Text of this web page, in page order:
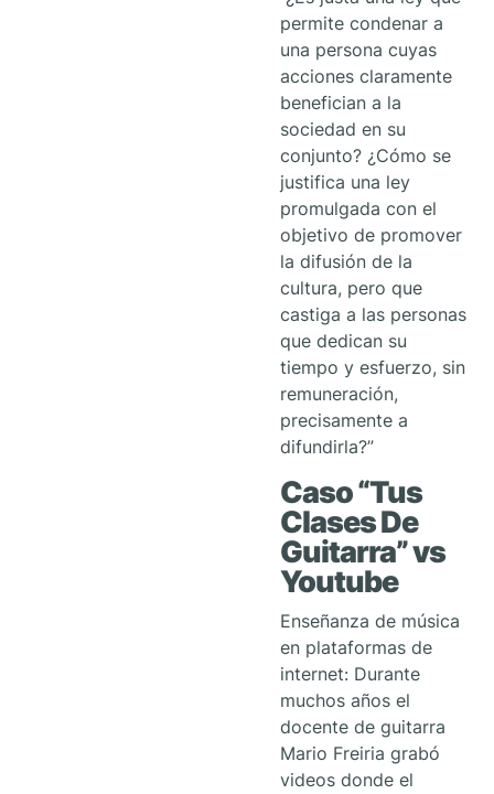
permite condenar a
una persona cuyas
acciones claramente
benefician a la
sociedad en su
conjunto? ¿Cómo se
justifica una ley
promulgada con el
objetivo de promover
la difusión de la
cultura, pero que
castiga a las personas
que dedican su
tiempo y esfuerzo, sin
remuneración,
precisamente a
difundirla?”
Caso“Tus
Clases De
Guitarra” vs
Youtube
Enseñanza de música
en plataformas de
internet: Durante
muchos años el
docente de guitarra
Mario Freiria grabó
videos donde el